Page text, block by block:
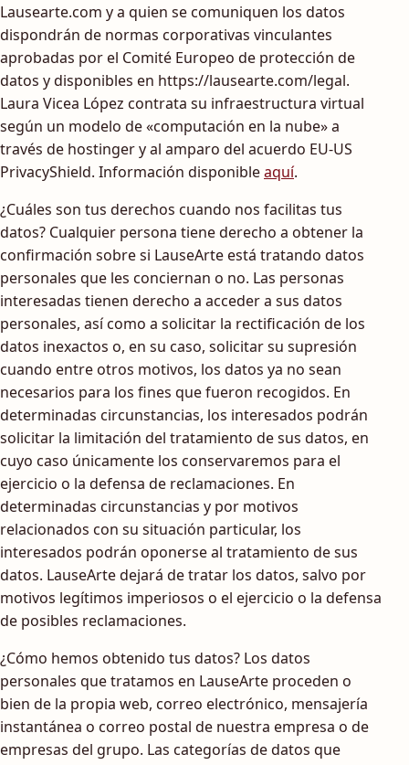
Lausearte.com y a quien se comuniquen los datos
dispondrán de normas corporativas vinculantes
aprobadas por el Comité Europeo de protección de
datos y disponibles en https://lausearte.com/legal.
Laura Vicea López contrata su infraestructura virtual
según un modelo de «computación en la nube» a
través de hostinger y al amparo del acuerdo EU-US
PrivacyShield. Información disponibleaquí.
¿Cuáles son tus derechos cuando nos facilitas tus
datos? Cualquier persona tiene derecho a obtener la
confirmación sobre si LauseArte está tratando datos
personales que les conciernan o no. Las personas
interesadas tienen derecho a acceder a sus datos
personales, así como a solicitar la rectificación de los
datos inexactos o, en su caso, solicitar su supresión
cuando entre otros motivos, los datos ya no sean
necesarios para los fines que fueron recogidos. En
determinadas circunstancias, los interesados podrán
solicitar la limitación del tratamiento de sus datos, en
cuyo caso únicamente los conservaremos para el
ejercicio o la defensa de reclamaciones. En
determinadas circunstancias y por motivos
relacionados con su situación particular, los
interesados podrán oponerse al tratamiento de sus
datos. LauseArte dejará de tratar los datos, salvo por
motivos legítimos imperiosos o el ejercicio o la defensa
de posibles reclamaciones.
¿Cómo hemos obtenido tus datos? Los datos
personales que tratamos en LauseArte proceden o
bien de la propia web, correo electrónico, mensajería
instantánea o correo postal de nuestra empresa o de
empresas del grupo. Las categorías de datos que